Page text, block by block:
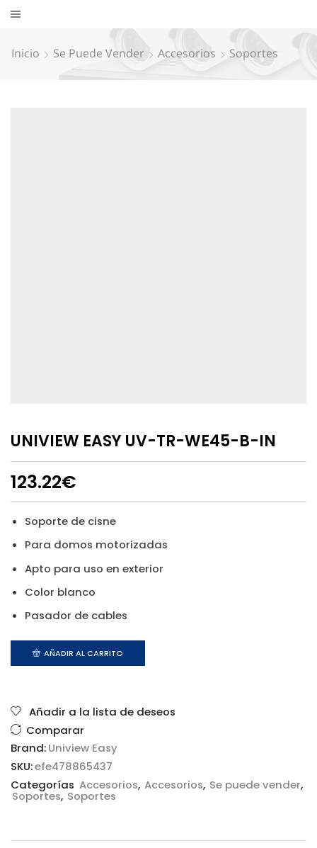
Inicio Se Puede Vender Accesorios Soportes
UNIVIEW EASY UV-TR-WE45-B-IN
123.22€
Soporte de cisne
Para domos motorizadas
Apto para uso en exterior
Color blanco
Pasador de cables
AÑADIR AL CARRITO
Añadir a la lista de deseos
Comparar
Brand:Uniview Easy
SKU:efe478865437
Categorías Accesorios, Accesorios, Se puede vender,
Soportes, Soportes